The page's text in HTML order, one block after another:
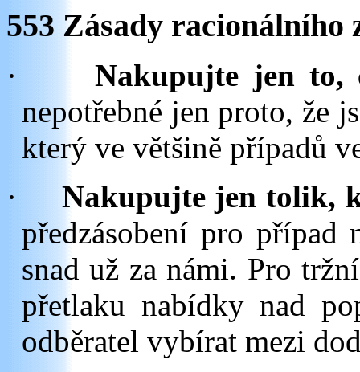
553 Zásady racionálního
·
Nakupujte jen to,
nepotřebné jen proto, že
který ve většině případů
·
Nakupujte jen tolik,
předzásobení pro případ
snad už za námi. Pro
přetlaku nabídky nad
odběratel vybírat mezi